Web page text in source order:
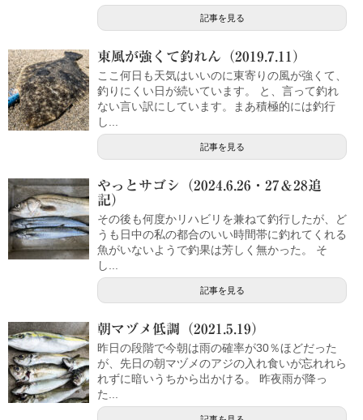
記事を見る
東風が強くて釣れん（2019.7.11）
ここ何日も天気はいいのに東寄りの風が強くて、
釣りにくい日が続いています。 と、言って釣れ
ない言い訳にしています。まあ積極的には釣行
し...
記事を見る
やっとサゴシ（2024.6.26・27＆28追
記）
その後も何度かリハビリを兼ねて釣行したが、ど
うも日中の私の都合のいい時間帯に釣れてくれる
魚がいないようで釣果は芳しく無かった。 そ
し...
記事を見る
朝マヅメ低調（2021.5.19）
昨日の段階で今朝は雨の確率が30％ほどだった
が、先日の朝マヅメのアジの入れ食いが忘れれら
れずに暗いうちから出かける。 昨夜雨が降っ
た...